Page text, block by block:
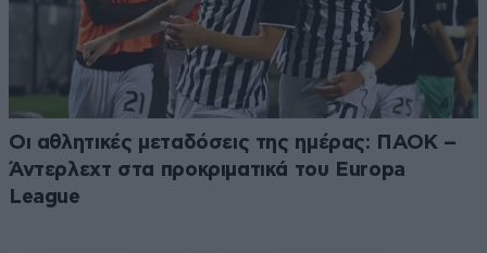
Οι αθλητικές μεταδόσεις της ημέρας: ΠΑΟΚ –
Άντερλεχτ στα προκριματικά του Europa
League